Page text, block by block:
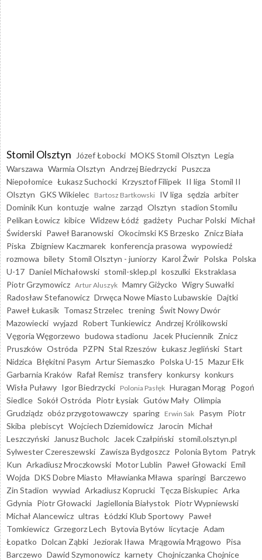
Stomil Olsztyn Józef Łobocki MOKS Stomil Olsztyn Legia
Warszawa Warmia Olsztyn Andrzej Biedrzycki Puszcza
Niepołomice Łukasz Suchocki Krzysztof Filipek II liga Stomil II
Olsztyn GKS Wikielec Bartosz Bartkowski IV liga sędzia arbiter
Dominik Kun kontuzje walne zarząd Olsztyn stadion Stomilu
Pelikan Łowicz kibice Widzew Łódź gadżety Puchar Polski Michał
Świderski Paweł Baranowski Okocimski KS Brzesko Znicz Biała
Piska Zbigniew Kaczmarek konferencja prasowa wypowiedź
rozmowa bilety Stomil Olsztyn - juniorzy Karol Żwir Polska Polska
U-17 Daniel Michałowski stomil-sklep.pl koszulki Ekstraklasa
Piotr Grzymowicz Artur Aluszyk Mamry Giżycko Wigry Suwałki
Radosław Stefanowicz Drwęca Nowe Miasto Lubawskie Dajtki
Paweł Łukasik Tomasz Strzelec trening Świt Nowy Dwór
Mazowiecki wyjazd Robert Tunkiewicz Andrzej Królikowski
Vęgoria Węgorzewo budowa stadionu Jacek Płuciennik Znicz
Pruszków Ostróda PZPN Stal Rzeszów Łukasz Jegliński Start
Nidzica Błękitni Pasym Artur Siemaszko Polska U-15 Mazur Ełk
Garbarnia Kraków Rafał Remisz transfery konkursy konkurs
Wisła Puławy Igor Biedrzycki Polonia Pasłęk Huragan Morąg Pogoń
Siedlce Sokół Ostróda Piotr Łysiak Gutów Mały Olimpia
Grudziądz obóz przygotowawczy sparing Erwin Sak Pasym Piotr
Skiba plebiscyt Wojciech Dziemidowicz Jarocin Michał
Leszczyński
Janusz Bucholc Jacek Czałpiński stomil.olsztyn.pl
Sylwester Czereszewski Zawisza Bydgoszcz Polonia Bytom Patryk
Kun Arkadiusz Mroczkowski Motor Lublin Paweł Głowacki Emil
Wojda DKS Dobre Miasto Mławianka Mława sparingi Barczewo
Zin Stadion wywiad Arkadiusz Koprucki Tęcza Biskupiec Arka
Gdynia Piotr Głowacki Jagiellonia Białystok Piotr Wypniewski
Michał Alancewicz ultras Łódzki Klub Sportowy Paweł
Tomkiewicz Grzegorz Lech Bytovia Bytów licytacje Adam
Łopatko Dolcan Ząbki Jeziorak Iława Mrągowia Mrągowo Pisa
Barczewo Dawid Szymonowicz karnety Chojniczanka Chojnice